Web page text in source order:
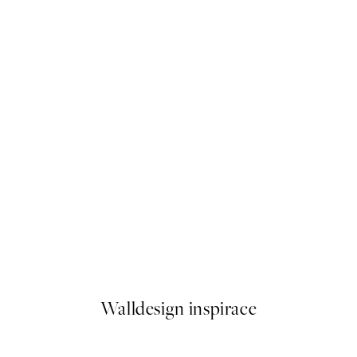
Walldesign inspirace